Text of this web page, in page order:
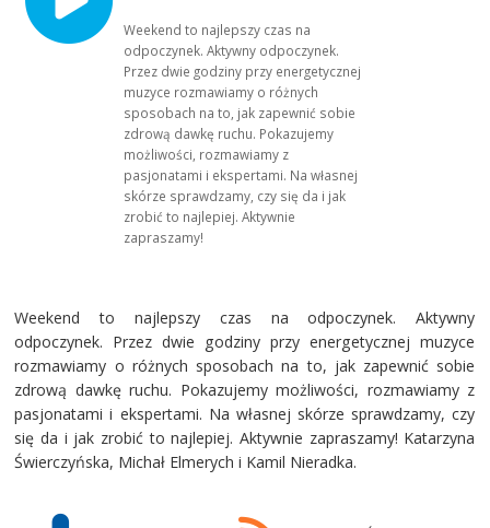
Weekend to najlepszy czas na
odpoczynek. Aktywny odpoczynek.
Przez dwie godziny przy energetycznej
muzyce rozmawiamy o różnych
sposobach na to, jak zapewnić sobie
zdrową dawkę ruchu. Pokazujemy
możliwości, rozmawiamy z
pasjonatami i ekspertami. Na własnej
skórze sprawdzamy, czy się da i jak
zrobić to najlepiej. Aktywnie
zapraszamy!
Weekend to najlepszy czas na odpoczynek. Aktywny
odpoczynek. Przez dwie godziny przy energetycznej muzyce
rozmawiamy o różnych sposobach na to, jak zapewnić sobie
zdrową dawkę ruchu. Pokazujemy możliwości, rozmawiamy z
pasjonatami i ekspertami. Na własnej skórze sprawdzamy, czy
się da i jak zrobić to najlepiej. Aktywnie zapraszamy! Katarzyna
Świerczyńska, Michał Elmerych i Kamil Nieradka.